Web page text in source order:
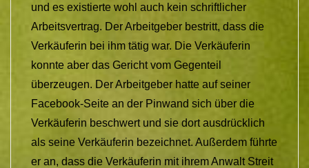
und es existierte wohl auch kein schriftlicher
Arbeitsvertrag. Der Arbeitgeber bestritt, dass die
Verkäuferin bei ihm tätig war. Die Verkäuferin
konnte aber das Gericht vom Gegenteil
überzeugen. Der Arbeitgeber hatte auf seiner
Facebook-Seite an der Pinwand sich über die
Verkäuferin beschwert und sie dort ausdrücklich
als seine Verkäuferin bezeichnet. Außerdem führte
er an, dass die Verkäuferin mit ihrem Anwalt Streit